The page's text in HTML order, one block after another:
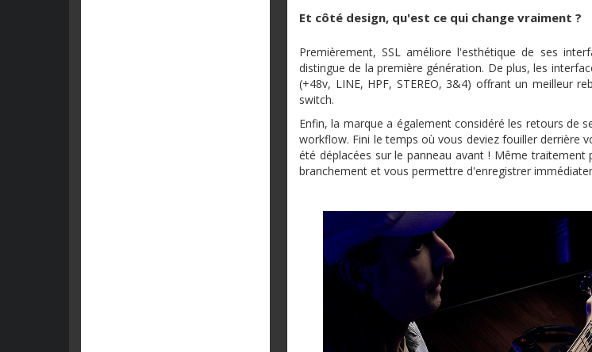
Et côté design, qu'est ce qui change vraiment ?
Premièrement, SSL améliore l'esthétique de ses
distingue de la première génération. De plus, les
(+48v, LINE, HPF, STEREO, 3&4) offrant un meilleur
switch.
Enfin, la marque a également considéré les retours de
workflow. Fini le temps où vous deviez fouiller derrière
été déplacées sur le panneau avant ! Même
branchement et vous permettre d'enregistrer